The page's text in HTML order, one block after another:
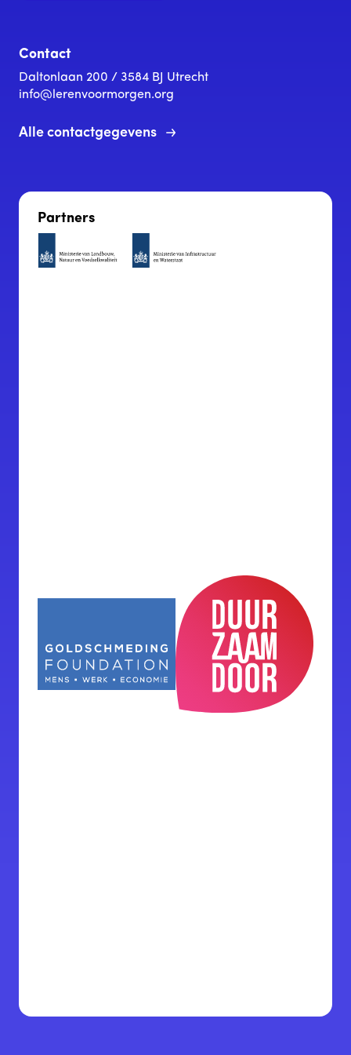
Contact
Daltonlaan 200 / 3584 BJ Utrecht
info@lerenvoormorgen.org
Alle contactgegevens
Partners